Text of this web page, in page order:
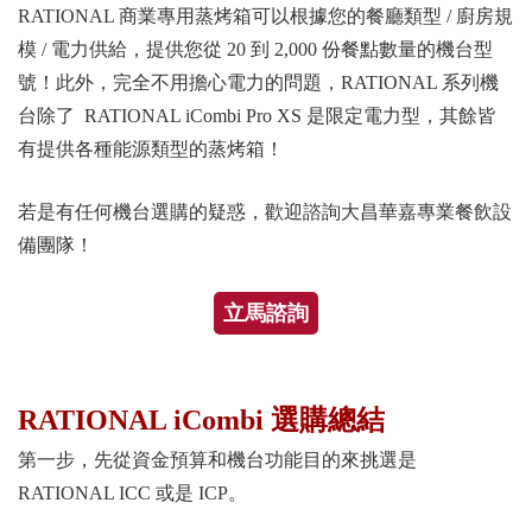
RATIONAL 商業專用蒸烤箱可以根據您的餐廳類型 / 廚房規
模 / 電力供給，提供您從 20 到 2,000 份餐點數量的機台型
號！此外，完全不用擔心電力的問題，RATIONAL 系列機
台除了 RATIONAL iCombi Pro XS 是限定電力型，其餘皆
有提供各種能源類型的蒸烤箱！
若是有任何機台選購的疑惑，歡迎諮詢大昌華嘉專業餐飲設
備團隊！
立馬諮詢
RATIONAL iCombi 選購總結
第一步，先從資金預算和機台功能目的來挑選是
RATIONAL ICC 或是 ICP。